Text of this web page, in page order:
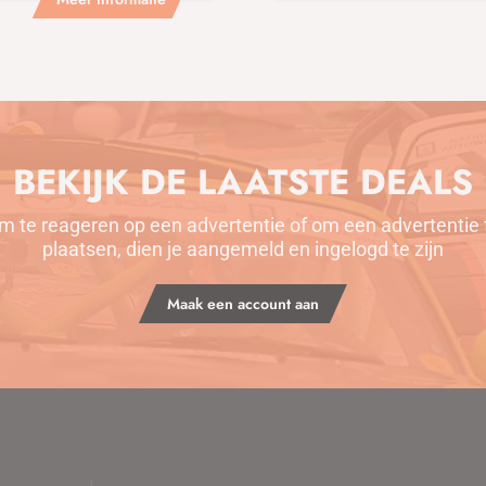
BEKIJK DE LAATSTE DEALS
te reageren op een advertentie of om een advertentie
plaatsen, dien je aangemeld en ingelogd te zijn
Maak een account aan